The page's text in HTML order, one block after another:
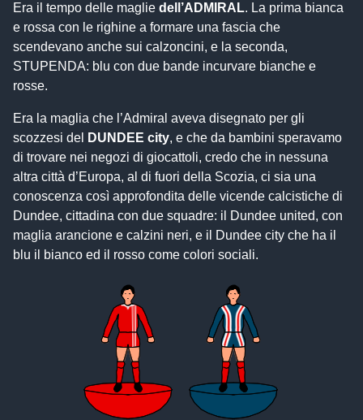
Era il tempo delle maglie dell’ADMIRAL. La prima bianca
e rossa con le righine a formare una fascia che
scendevano anche sui calzoncini, e la seconda,
STUPENDA: blu con due bande incurvare bianche e
rosse.
Era la maglia che l’Admiral aveva disegnato per gli
scozzesi del
DUNDEE city, e che da bambini speravamo
di trovare nei negozi di giocattoli, credo che in nessuna
altra città d’Europa, al di fuori della Scozia, ci sia una
conoscenza così approfondita delle vicende calcistiche di
Dundee, cittadina con due squadre: il Dundee united, con
maglia arancione e calzini neri, e il Dundee city che ha il
blu il bianco ed il rosso come colori sociali.